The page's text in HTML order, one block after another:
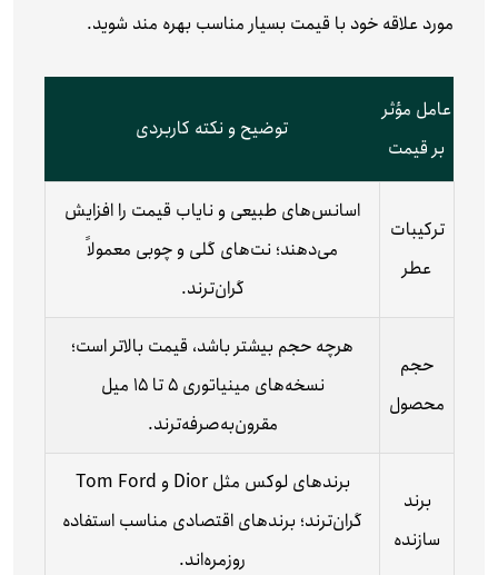
مورد علاقه خود با قیمت بسیار مناسب بهره مند شوید.
عامل مؤثر
بر قیمت
توضیح و نکته کاربردی
ترکیبات
عطر
اسانس‌های طبیعی و نایاب قیمت را افزایش
می‌دهند؛ نت‌های گلی و چوبی معمولاً
گران‌ترند.
حجم
محصول
هرچه حجم بیشتر باشد، قیمت بالاتر است؛
نسخه‌های مینیاتوری ۵ تا ۱۵ میل
مقرون‌به‌صرفه‌ترند.
برند
سازنده
برندهای لوکس مثل Dior و Tom Ford
گران‌ترند؛ برندهای اقتصادی مناسب استفاده
روزمره‌اند.